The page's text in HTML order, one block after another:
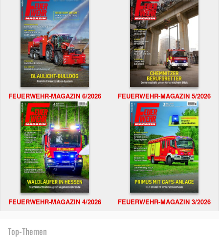
FEUERWEHR-MAGAZIN 6/2026 FEUERWEHR-MAGAZIN 5/2026
FEUERWEHR-MAGAZIN 4/2026 FEUERWEHR-MAGAZIN 3/2026
Top-Themen